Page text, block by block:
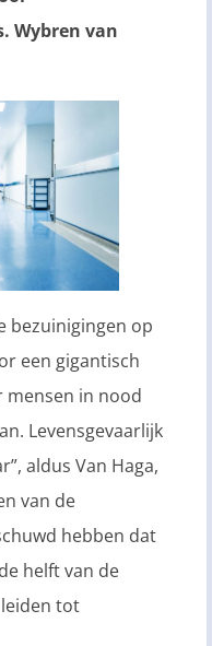
Wybren van
bezuinigingen op
een gigantisch
in nood
Levensgevaarlijk
aldus Van Haga,
van de
hebben dat
helft van de
tot